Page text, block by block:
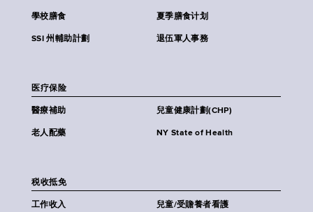
學校膳食 夏季膳食计划
SSI 州輔助計劃 退伍軍人事務
医疗保险
醫療補助 兒童健康計劃(CHP)
老人配藥 NY State of Health
税收抵免
工作收入 兒童/受贍養者看護